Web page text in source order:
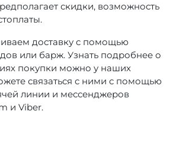
скидки, возможность
доставку с помощью
или барж. Узнать подробнее о
покупки можно у наших
связаться с ними с помощью
линии и мессенджеров
и Viber.